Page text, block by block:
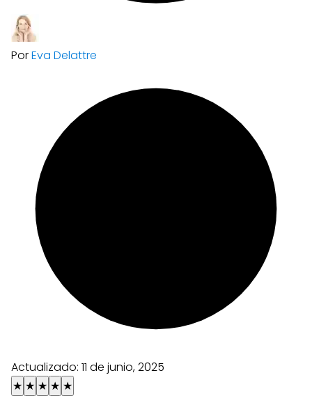
PorEva Delattre
Actualizado: 11 de junio, 2025
★ ★ ★ ★ ★